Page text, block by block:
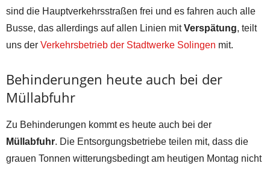
sind die Hauptverkehrsstraßen frei und es fahren auch alle
Busse, das allerdings auf allen Linien mitVerspätung, teilt
uns der Verkehrsbetrieb der Stadtwerke Solingen mit.
Behinderungen heute auch bei der
Müllabfuhr
Zu Behinderungen kommt es heute auch bei der
Müllabfuhr. Die Entsorgungsbetriebe teilen mit, dass die
grauen Tonnen witterungsbedingt am heutigen Montag nicht